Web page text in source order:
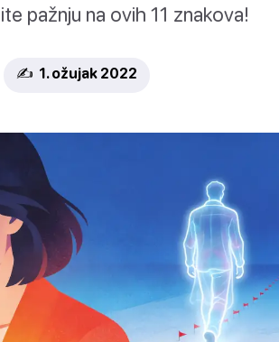
pažnju na ovih 11 znakova!
✍️ 1. ožujak 2022